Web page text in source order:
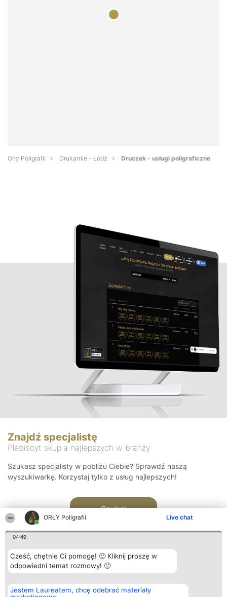
ORŁY Poligrafii Live chat
04:49
Cześć, chętnie Ci pomogę! 🙂 Kliknij proszę w
odpowiedni temat rozmowy! 🙂
Jestem Laureatem, chcę odebrać materiały
Orły Poligrafii Drukarnie - Łódź Druczek - usługi poligraficzne
Znajdź specjalistę
Plebiscyt skupia najlepszych w branży
Szukasz specjalisty w pobliżu Ciebie? Sprawdź naszą
wyszukiwarkę. Korzystaj tylko z usług najlepszych!
Szukaj
Organizator plebiscytu
Bright Side Solutions sp. z o.
Plebiscyt
Laureaci
Kontakt
Kontakt